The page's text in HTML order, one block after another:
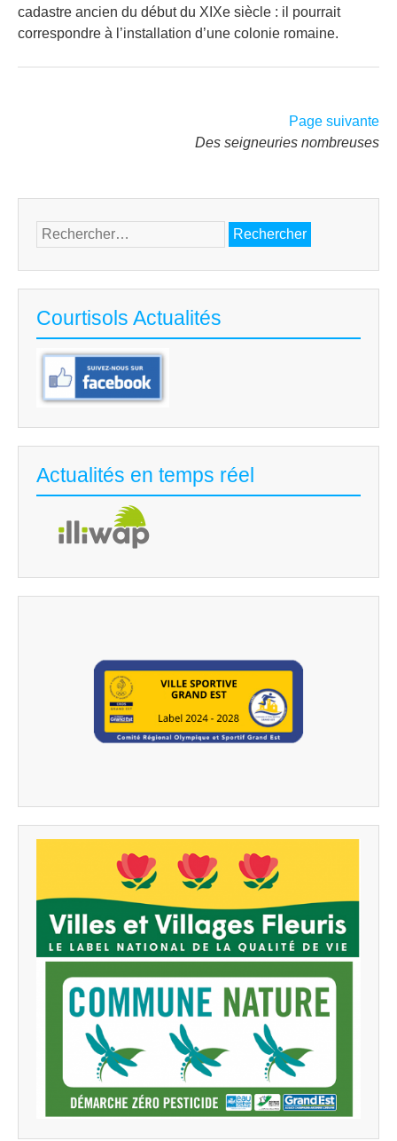
cadastre ancien du début du XIXe siècle : il pourrait
correspondre à l’installation d’une colonie romaine.
Page suivante
Des seigneuries nombreuses
Rechercher :
Courtisols Actualités
Actualités en temps réel